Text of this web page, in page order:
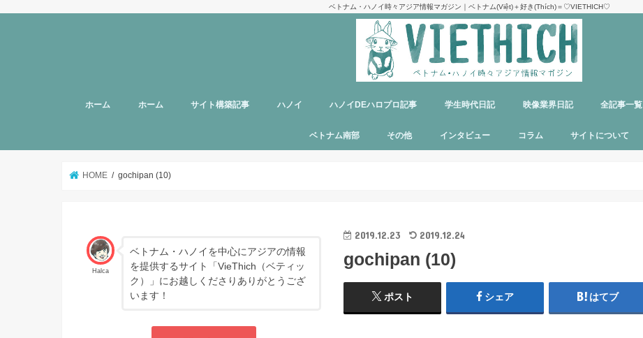
ベトナム・ハノイ時々アジア情報マガジン｜ベトナム(Việt)＋好き(Thích)＝♡VIETHICH♡
ホーム ホーム サイト構築記事 ハノイ
旅行者向け ベトナム料理
多国籍料理
ハンバーガー
カフェ
中華料理
日本食
ラーメン
デリバリーサービス
パブ／バー
マッサージ
ヘルスケア
ハノイ近郊観光
アンケート
ハノイDEハロプロ記事 学生時代日記 映像業界日記 全記事一覧
ベトナム南部 その他 インタビュー コラム サイトについて
HOME gochipan (10)
2019.12.23 2019.12.24
gochipan (10)
ポスト シェア はてブ
Halca
ベトナム・ハノイを中心にアジアの情報
を提供するサイト「VieThich（ベティッ
ク）」にお越しくださりありがとうござ
います！